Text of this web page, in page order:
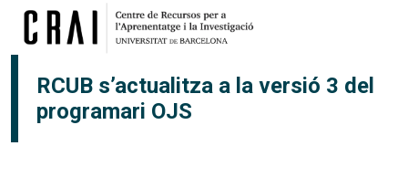
Vés al contingut
RCUB s’actualitza a la versió 3 del
programari OJS